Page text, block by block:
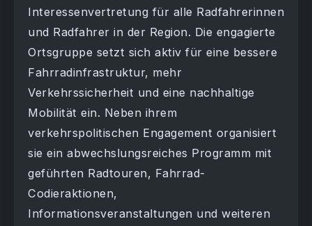
Interessenvertretung für alle Radfahrerinnen
und Radfahrer in der Region. Die engagierte
Ortsgruppe setzt sich aktiv für eine bessere
Fahrradinfrastruktur, mehr
Verkehrssicherheit und eine nachhaltige
Mobilität ein. Neben ihrem
verkehrspolitischen Engagement organisiert
sie ein abwechslungsreiches Programm mit
geführten Radtouren, Fahrrad-
Codieraktionen,
Informationsveranstaltungen und weiteren